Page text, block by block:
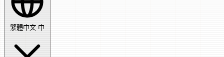
繁體中文 中